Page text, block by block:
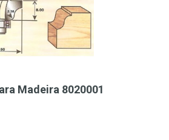
Madeira 8020001